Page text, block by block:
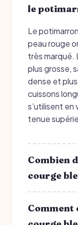
le
Le
peau rouge
très marqué.
plus grosse,
dense et
cuissons
s’utilisent en
tenue
Combien
courge
Comment